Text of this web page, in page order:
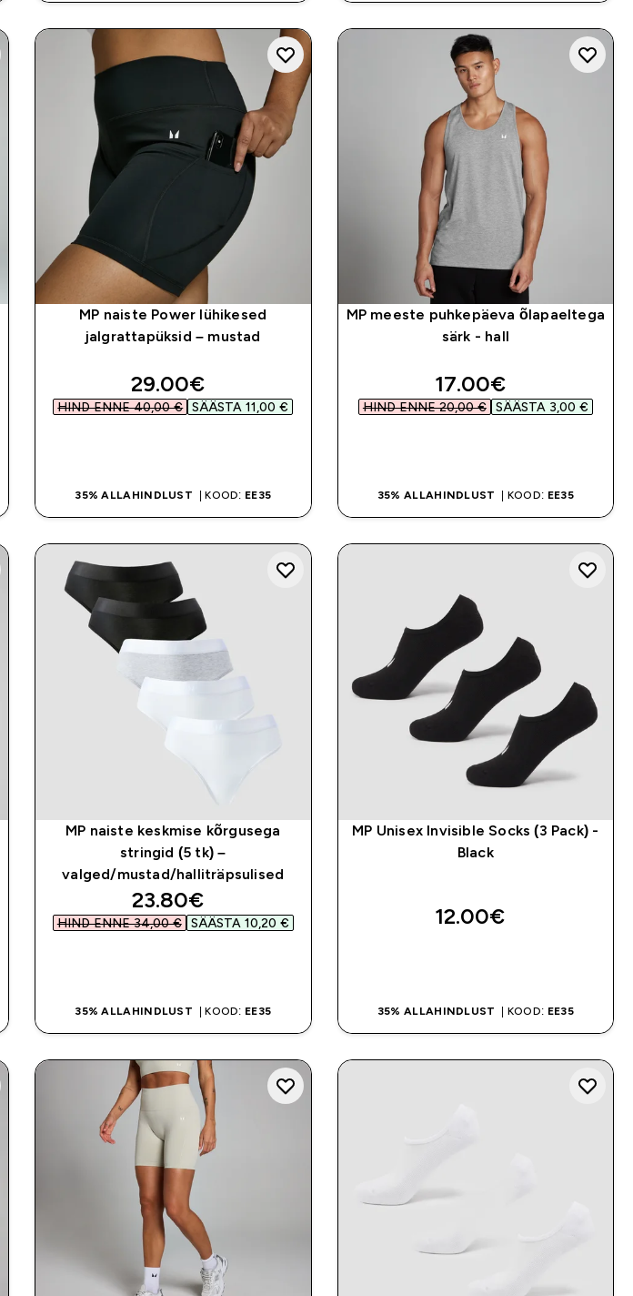
MP naiste Power lühikesed
jalgrattapüksid – mustad
discounted price
29.00€‎
HIND ENNE 40,00 €‎ SÄÄSTA 11,00 €‎
35% ALLAHINDLUST | KOOD: EE35
MP meeste puhkepäeva õlapaeltega
särk - hall
discounted price
17.00€‎
HIND ENNE 20,00 €‎ SÄÄSTA 3,00 €‎
35% ALLAHINDLUST | KOOD: EE35
MP naiste keskmise kõrgusega
stringid (5 tk) –
valged/mustad/halliträpsulised
discounted price
23.80€‎
HIND ENNE 34,00 €‎ SÄÄSTA 10,20 €‎
35% ALLAHINDLUST | KOOD: EE35
MP Unisex Invisible Socks (3 Pack) -
Black
12.00€‎
35% ALLAHINDLUST | KOOD: EE35